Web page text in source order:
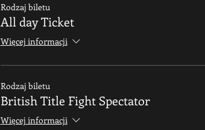
Rodzaj biletu
All day Ticket
Więcej informacji
Rodzaj biletu
British Title Fight Spectator
Więcej informacji